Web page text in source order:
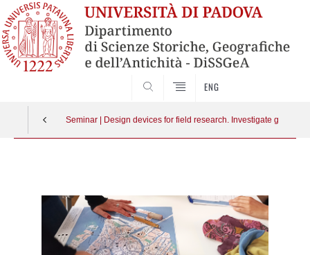
ENG
Seminar | Design devices for field research. Investigate